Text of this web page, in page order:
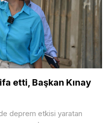
etti, Başkan Kınay
deprem etkisi yaratan